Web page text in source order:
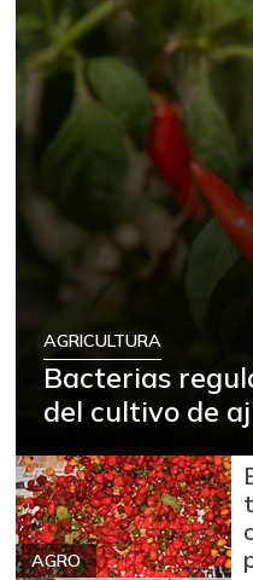
AGRICULTURA
Bacterias
del cultivo de
AGRO